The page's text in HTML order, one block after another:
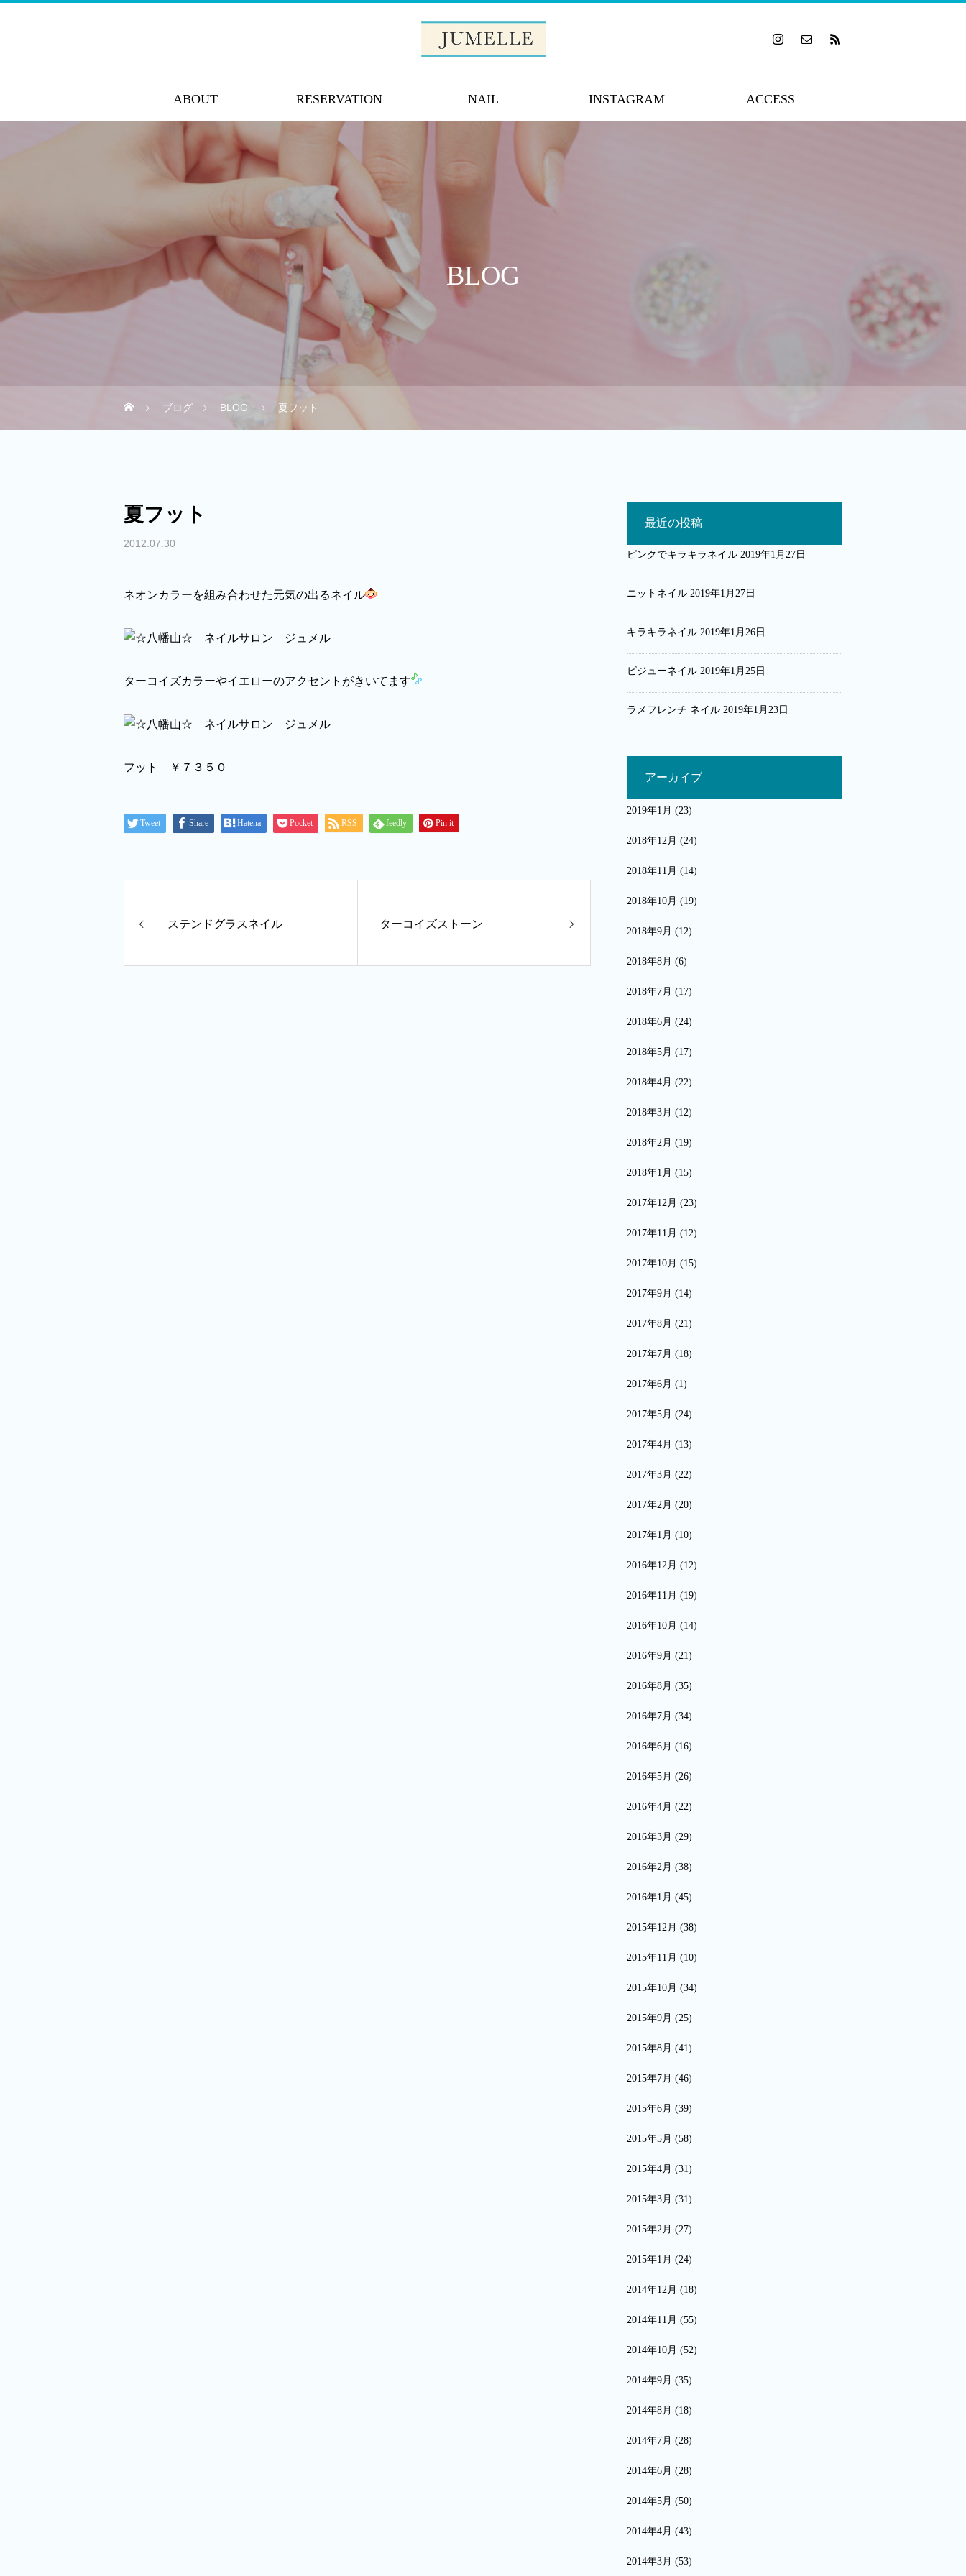
ABOUT RESERVATION NAIL INSTAGRAM ACCESS
BLOG
ブログ BLOG 夏フット
夏フット
2012.07.30
ネオンカラーを組み合わせた元気の出るネイル
ターコイズカラーやイエローのアクセントがきいてます
フット ￥７３５０
Tweet Share Hatena Pocket RSS feedly Pin it
ステンドグラスネイル ターコイズストーン
最近の投稿
ピンクでキラキラネイル 2019年1月27日
ニットネイル 2019年1月27日
キラキラネイル 2019年1月26日
ビジューネイル 2019年1月25日
ラメフレンチ ネイル 2019年1月23日
アーカイブ
2019年1月 (23)
2018年12月 (24)
2018年11月 (14)
2018年10月 (19)
2018年9月 (12)
2018年8月 (6)
2018年7月 (17)
2018年6月 (24)
2018年5月 (17)
2018年4月 (22)
2018年3月 (12)
2018年2月 (19)
2018年1月 (15)
2017年12月 (23)
2017年11月 (12)
2017年10月 (15)
2017年9月 (14)
2017年8月 (21)
2017年7月 (18)
2017年6月 (1)
2017年5月 (24)
2017年4月 (13)
2017年3月 (22)
2017年2月 (20)
2017年1月 (10)
2016年12月 (12)
2016年11月 (19)
2016年10月 (14)
2016年9月 (21)
2016年8月 (35)
2016年7月 (34)
2016年6月 (16)
2016年5月 (26)
2016年4月 (22)
2016年3月 (29)
2016年2月 (38)
2016年1月 (45)
2015年12月 (38)
2015年11月 (10)
2015年10月 (34)
2015年9月 (25)
2015年8月 (41)
2015年7月 (46)
2015年6月 (39)
2015年5月 (58)
2015年4月 (31)
2015年3月 (31)
2015年2月 (27)
2015年1月 (24)
2014年12月 (18)
2014年11月 (55)
2014年10月 (52)
2014年9月 (35)
2014年8月 (18)
2014年7月 (28)
2014年6月 (28)
2014年5月 (50)
2014年4月 (43)
2014年3月 (53)